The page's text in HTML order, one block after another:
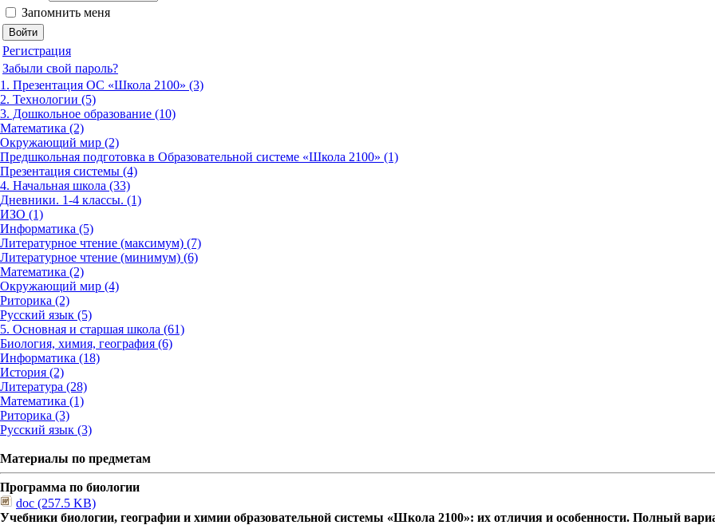
Запомнить меня
Регистрация
Забыли свой пароль?
1. Презентация ОС «Школа 2100» (3)
2. Технологии (5)
3. Дошкольное образование (10)
Математика (2)
Окружающий мир (2)
Предшкольная подготовка в Образовательной системе «Школа 2100» (1)
Презентация системы (4)
4. Начальная школа (33)
Дневники. 1-4 классы. (1)
ИЗО (1)
Информатика (5)
Литературное чтение (максимум) (7)
Литературное чтение (минимум) (6)
Математика (2)
Окружающий мир (4)
Риторика (2)
Русский язык (5)
5. Основная и старшая школа (61)
Биология, химия, география (6)
Информатика (18)
История (2)
Литература (28)
Математика (1)
Риторика (3)
Русский язык (3)
Материалы по предметам
Программа по биологии
doc (257.5 KB)
Учебники биологии, географии и химии образовательной системы «Школа 2100»: их отличия и особенности. Полный